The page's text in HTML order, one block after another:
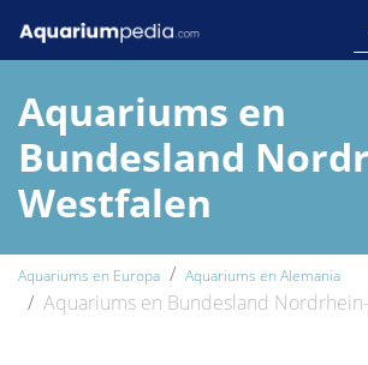
Aquariums en
Bundesland
Westfalen
Aquariums en Europa Aquariums en Alemania
Aquariums en Bundesland